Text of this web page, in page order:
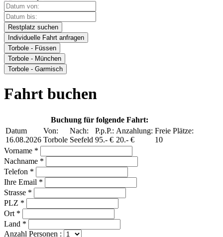
Restplatz suchen
Individuelle Fahrt anfragen
Torbole - Füssen
Torbole - München
Torbole - Garmisch
Fahrt buchen
Buchung für folgende Fahrt:
Datum
16.08.2026
Von:
Torbole
Nach:
Seefeld
P.p.P.:
95.- €
Anzahlung:
20.- €
Freie Plätze:
10
Vorname *
Nachname *
Telefon *
Ihre Email *
Strasse *
PLZ *
Ort *
Land *
Anzahl Personen :